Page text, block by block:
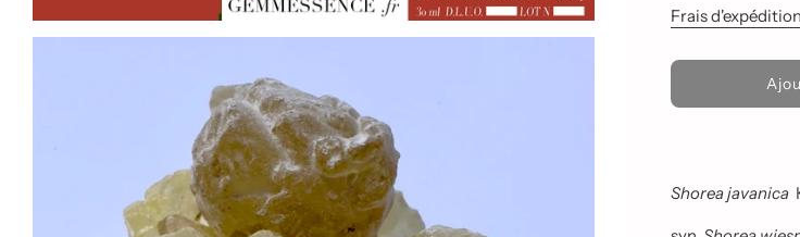
Frais d'expédition
C
h
e
m
e
Shorea javanica